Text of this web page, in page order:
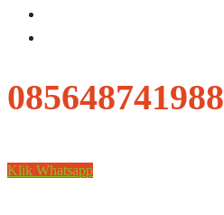
085648741988
Klik Whatsapp